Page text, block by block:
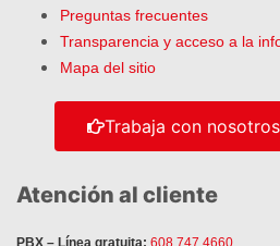
Preguntas frecuentes
Transparencia y acceso a la
Mapa del sitio
Trabaja con nosotros
Atención al cliente